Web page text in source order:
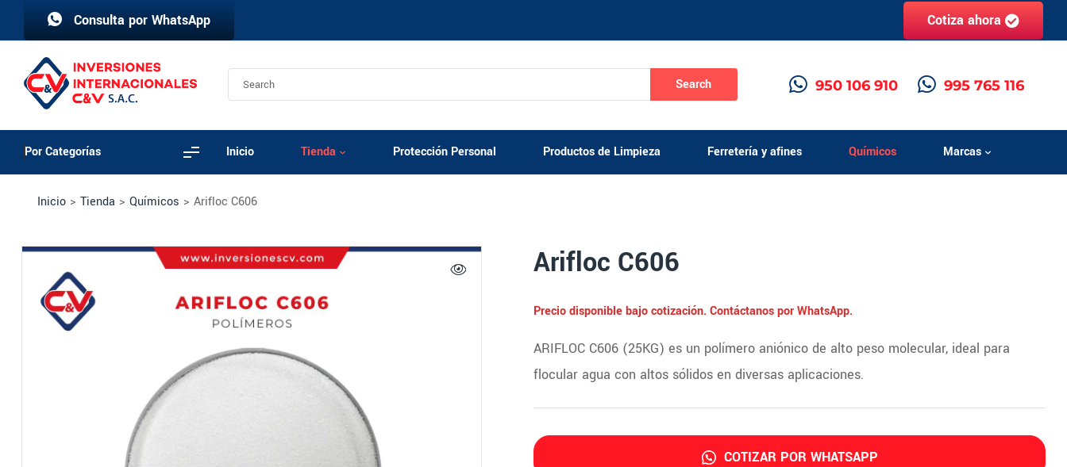
Consulta por WhatsApp Cotiza ahora
Search 950 106 910 995 765 116
Por Categorías Inicio Tienda Protección Personal Productos de Limpieza Ferretería y afines Químicos Marcas
Inicio > Tienda > Químicos > Arifloc C606
Arifloc C606
Precio disponible bajo cotización. Contáctanos por WhatsApp.
ARIFLOC C606 (25KG) es un polímero aniónico de alto peso molecular, ideal para
flocular agua con altos sólidos en diversas aplicaciones.
COTIZAR POR WHATSAPP